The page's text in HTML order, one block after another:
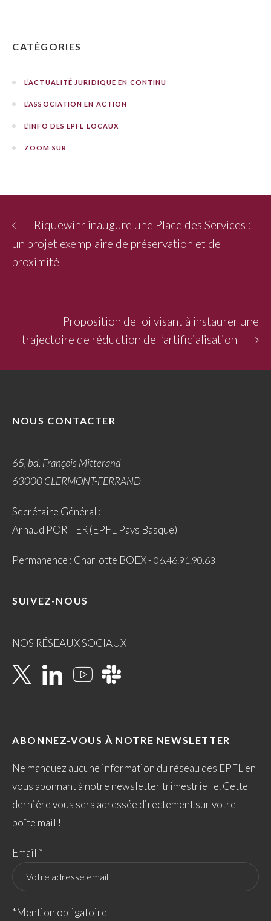
CATÉGORIES
L’ACTUALITÉ JURIDIQUE EN CONTINU
L’ASSOCIATION EN ACTION
L’INFO DES EPFL LOCAUX
ZOOM SUR
Riquewihr inaugure une Place des Services :
un projet exemplaire de préservation et de
proximité
Proposition de loi visant à instaurer une
trajectoire de réduction de l’artificialisation
NOUS CONTACTER
65, bd. François Mitterand
63000 CLERMONT-FERRAND
Secrétaire Général :
Arnaud PORTIER (EPFL Pays Basque)
Permanence : Charlotte BOEX -06.46.91.90.63
SUIVEZ-NOUS
NOS RÉSEAUX SOCIAUX
ABONNEZ-VOUS À NOTRE NEWSLETTER
Ne manquez aucune information du réseau des EPFL en
vous abonnant à notre newsletter trimestrielle. Cette
dernière vous sera adressée directement sur votre
boîte mail !
Email *
*Mention obligatoire